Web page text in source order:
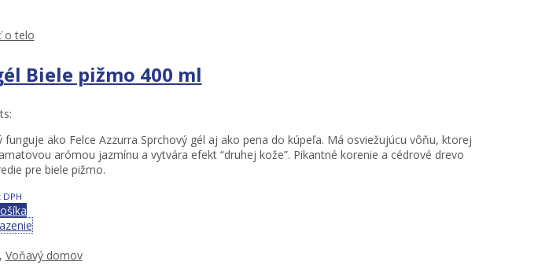
o telo
Biele pižmo 400 ml
ako Felce Azzurra Sprchový gél aj ako pena do kúpeľa. Má osviežujúcu vôňu, ktorej
arómou jazmínu a vytvára efekt “druhej kože”. Pikantné korenie a cédrové drevo
pre biele pižmo.
, Voňavý domov